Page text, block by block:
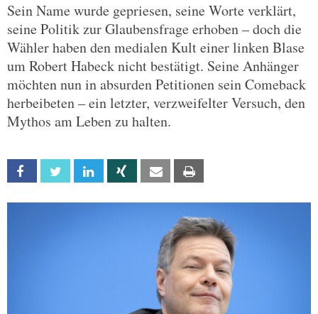
Sein Name wurde gepriesen, seine Worte verklärt,
seine Politik zur Glaubensfrage erhoben – doch die
Wähler haben den medialen Kult einer linken Blase
um Robert Habeck nicht bestätigt. Seine Anhänger
möchten nun in absurden Petitionen sein Comeback
herbeibeten – ein letzter, verzweifelter Versuch, den
Mythos am Leben zu halten.
Facebook Twitter Linkedin Xing Email